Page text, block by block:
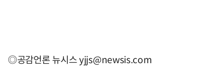
◎공감언론 뉴시스yjjs@newsis.com